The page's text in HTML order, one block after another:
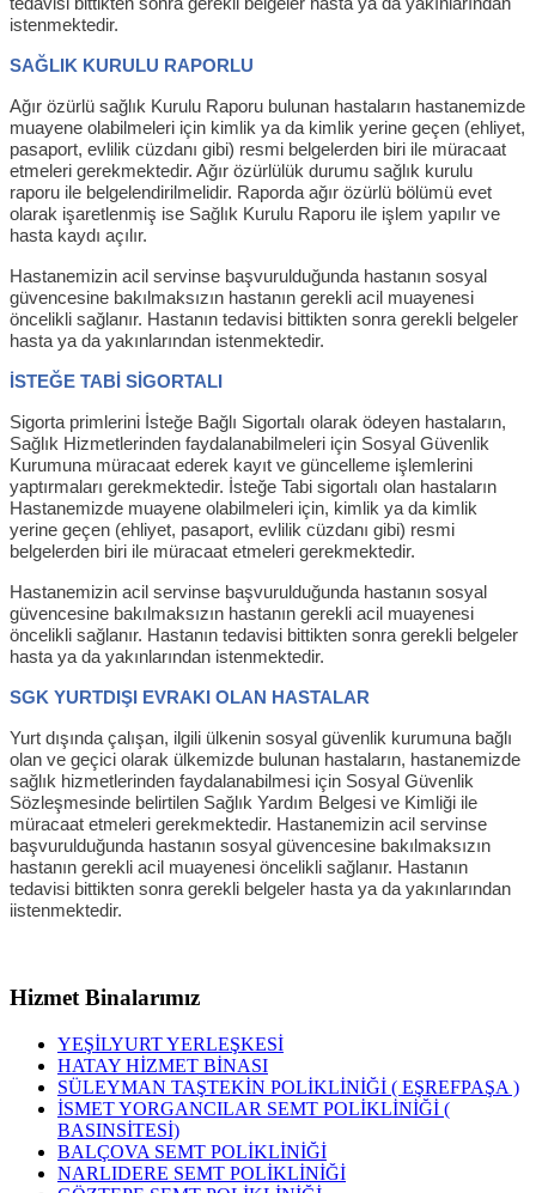
istenmektedir.
SAĞLIK KURULU RAPORLU
Ağır özürlü sağlık Kurulu Raporu bulunan hastaların hastanemizde
muayene olabilmeleri için kimlik ya da kimlik yerine geçen (ehliyet,
pasaport, evlilik cüzdanı gibi) resmi belgelerden biri ile müracaat
etmeleri gerekmektedir. Ağır özürlülük durumu sağlık kurulu
raporu ile belgelendirilmelidir. Raporda ağır özürlü bölümü evet
olarak işaretlenmiş ise Sağlık Kurulu Raporu ile işlem yapılır ve
hasta kaydı açılır.
Hastanemizin acil servinse başvurulduğunda hastanın sosyal
güvencesine bakılmaksızın hastanın gerekli acil muayenesi
öncelikli sağlanır. Hastanın tedavisi bittikten sonra gerekli belgeler
hasta ya da yakınlarından istenmektedir.
İSTEĞE TABİ SİGORTALI
Sigorta primlerini İsteğe Bağlı Sigortalı olarak ödeyen hastaların,
Sağlık Hizmetlerinden faydalanabilmeleri için Sosyal Güvenlik
Kurumuna müracaat ederek kayıt ve güncelleme işlemlerini
yaptırmaları gerekmektedir. İsteğe Tabi sigortalı olan hastaların
Hastanemizde muayene olabilmeleri için, kimlik ya da kimlik
yerine geçen (ehliyet, pasaport, evlilik cüzdanı gibi) resmi
belgelerden biri ile müracaat etmeleri gerekmektedir.
Hastanemizin acil servinse başvurulduğunda hastanın sosyal
güvencesine bakılmaksızın hastanın gerekli acil muayenesi
öncelikli sağlanır. Hastanın tedavisi bittikten sonra gerekli belgeler
hasta ya da yakınlarından istenmektedir.
SGK YURTDIŞI EVRAKI OLAN HASTALAR
Yurt dışında çalışan, ilgili ülkenin sosyal güvenlik kurumuna bağlı
olan ve geçici olarak ülkemizde bulunan hastaların, hastanemizde
sağlık hizmetlerinden faydalanabilmesi için Sosyal Güvenlik
Sözleşmesinde belirtilen Sağlık Yardım Belgesi ve Kimliği ile
müracaat etmeleri gerekmektedir. Hastanemizin acil servinse
başvurulduğunda hastanın sosyal güvencesine bakılmaksızın
hastanın gerekli acil muayenesi öncelikli sağlanır. Hastanın
tedavisi bittikten sonra gerekli belgeler hasta ya da yakınlarından
iistenmektedir.
Hizmet Binalarımız
YEŞİLYURT YERLEŞKESİ
HATAY HİZMET BİNASI
SÜLEYMAN TAŞTEKİN POLİKLİNİĞİ ( EŞREFPAŞA )
İSMET YORGANCILAR SEMT POLİKLİNİĞİ (
BASINSİTESİ)
BALÇOVA SEMT POLİKLİNİĞİ
NARLIDERE SEMT POLİKLİNİĞİ